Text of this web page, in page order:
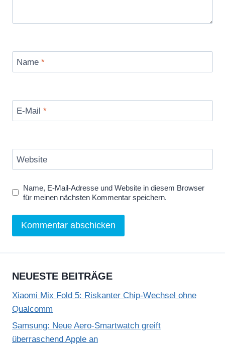
Name *
E-Mail *
Website
Name, E-Mail-Adresse und Website in diesem Browser
für meinen nächsten Kommentar speichern.
NEUESTE BEITRÄGE
Xiaomi Mix Fold 5: Riskanter Chip-Wechsel ohne
Qualcomm
Samsung: Neue Aero-Smartwatch greift
überraschend Apple an